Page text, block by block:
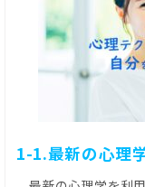
1-1.最新の心理